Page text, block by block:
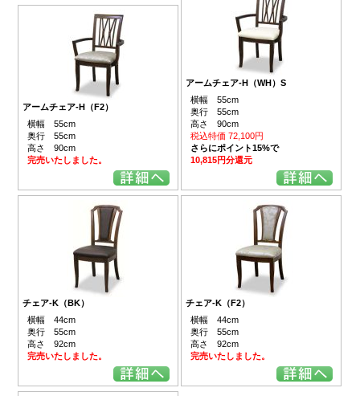
アームチェア-H（F2）
横幅 55cm
奥行 55cm
高さ 90cm
完売いたしました。
アームチェア-H（WH）S
横幅 55cm
奥行 55cm
高さ 90cm
税込特価 72,100円
さらにポイント15%で
10,815円分還元
チェア-K（BK）
横幅 44cm
奥行 55cm
高さ 92cm
完売いたしました。
チェア-K（F2）
横幅 44cm
奥行 55cm
高さ 92cm
完売いたしました。